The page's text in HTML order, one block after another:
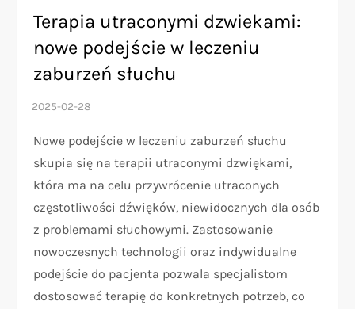
Terapia utraconymi dzwiekami:
nowe podejście w leczeniu
zaburzeń słuchu
Nowe podejście w leczeniu zaburzeń słuchu
skupia się na terapii utraconymi dzwiękami,
która ma na celu przywrócenie utraconych
częstotliwości dźwięków, niewidocznych dla osób
z problemami słuchowymi. Zastosowanie
nowoczesnych technologii oraz indywidualne
podejście do pacjenta pozwala specjalistom
dostosować terapię do konkretnych potrzeb, co